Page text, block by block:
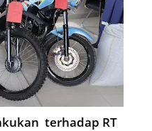
terhadap RT